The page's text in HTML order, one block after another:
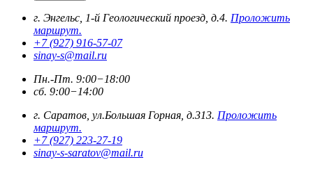
г. Энгельс, 1-й Геологический проезд, д.4. Проложить
маршрут.
+7 (927) 916-57-07
sinay-s@mail.ru
Пн.-Пт. 9:00−18:00
сб. 9:00−14:00
г. Саратов, ул.Большая Горная, д.313. Проложить
маршрут.
+7 (927) 223-27-19
sinay-s-saratov@mail.ru